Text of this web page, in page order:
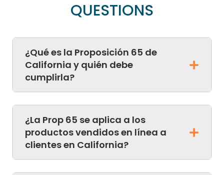
QUESTIONS
¿Qué es la Proposición 65 de
California y quién debe
cumplirla?
¿La Prop 65 se aplica a los
productos vendidos en línea a
clientes en California?